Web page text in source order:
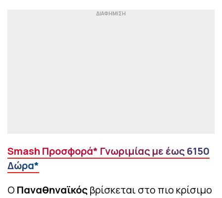
Smash Προσφορά* Γνωριμίας με έως 6150
Δώρα*
Ο Παναθηναϊκόςβρίσκεται στο πιο κρίσιμο